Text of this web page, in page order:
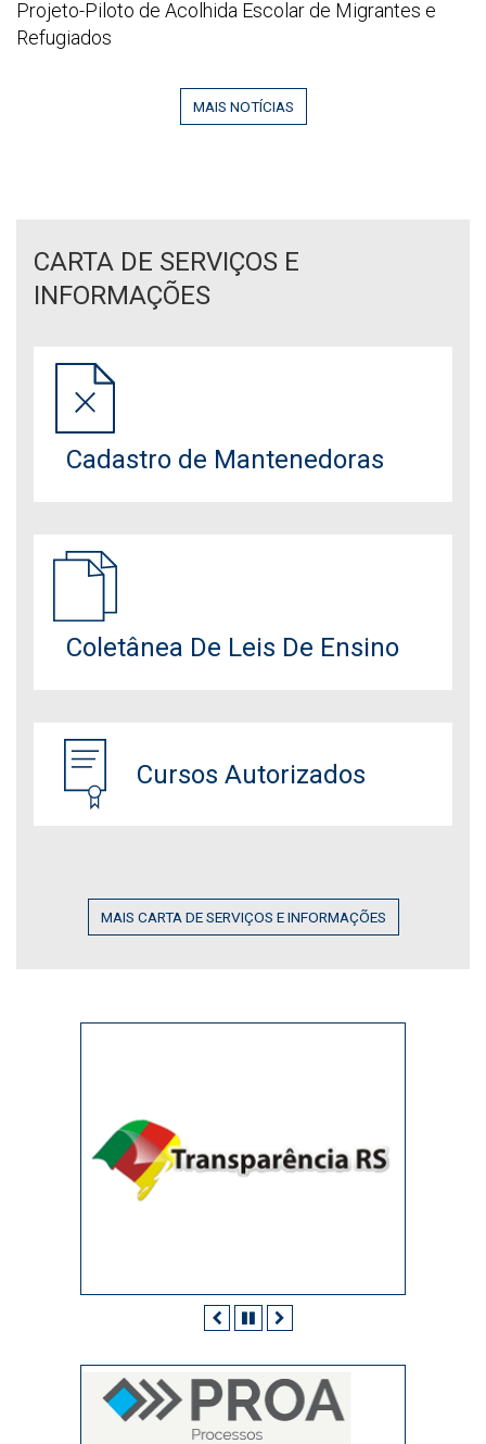
Sindicato
E
DEFESA
de
tela
Projeto-Piloto de Acolhida Escolar de Migrantes e
Refugiados
MAIS NOTÍCIAS
CARTA DE SERVIÇOS E
INFORMAÇÕES
Cadastro de Mantenedoras
Coletânea De Leis De Ensino
Cursos Autorizados
MAIS CARTA DE SERVIÇOS E INFORMAÇÕES
AnteriorPausar